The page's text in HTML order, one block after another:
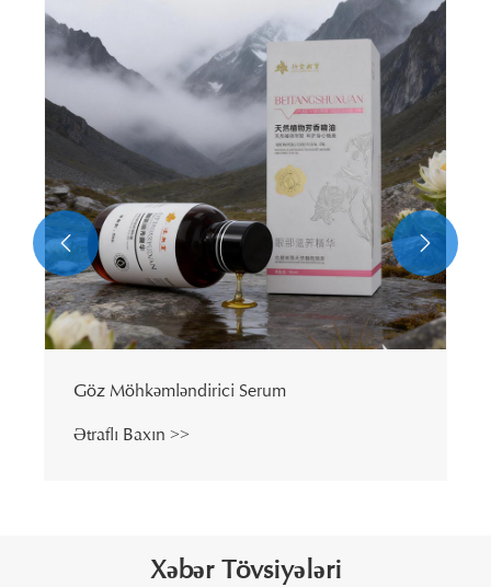
Təbii Göz Çantası Bərpaedici Essence
Ətraflı Baxın >>
 
Xəbər Tövsiyələri